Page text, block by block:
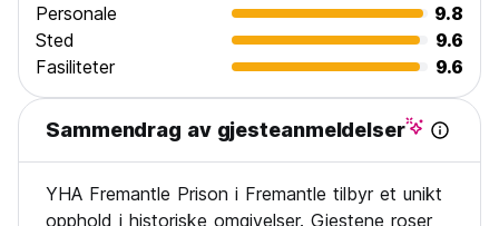
Personale
9.8
Sted
9.6
Fasiliteter
9.6
Sammendrag av gjesteanmeldelser
YHA Fremantle Prison i Fremantle tilbyr et unikt
opphold i historiske omgivelser. Gjestene roser